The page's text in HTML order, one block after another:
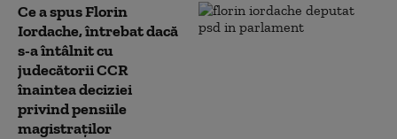
Ce a spus Florin
Iordache, întrebat dacă
s-a întâlnit cu
judecătorii CCR
înaintea deciziei
privind pensiile
magistraților